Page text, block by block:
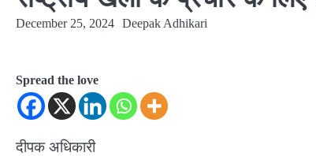
December 25, 2024 Deepak Adhikari
Spread the love
दीपक अधिकारी